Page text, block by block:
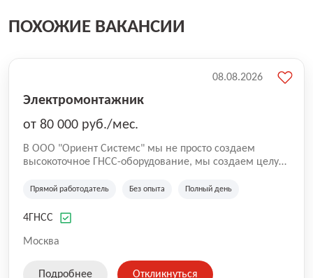
ПОХОЖИЕ ВАКАНСИИ
Электромонтажник
от 80 000 руб./мес.
В ООО "Ориент Системс" мы не просто создаем
высокоточное ГНСС-оборудование, мы создаем целую
наших сотрудников. Наша миссия - это не только
состоящая из талантливых людей, которые стремятся
профессиональный рост. Наша программа
компенсации на курсы и тренинги, а если вы
Прямой работодатель Без опыта Полный день
4ГНСС
Москва
08.08.2026
Подробнее Откликнуться